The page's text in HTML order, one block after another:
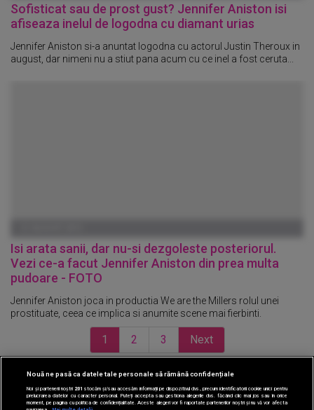
Sofisticat sau de prost gust? Jennifer Aniston isi
afiseaza inelul de logodna cu diamant urias
Jennifer Aniston si-a anuntat logodna cu actorul Justin Theroux in
august, dar nimeni nu a stiut pana acum cu ce inel a fost ceruta...
Isi arata sanii, dar nu-si dezgoleste posteriorul.
Vezi ce-a facut Jennifer Aniston din prea multa
pudoare - FOTO
Jennifer Aniston joca in productia We are the Millers rolul unei
prostituate, ceea ce implica si anumite scene mai fierbinti.
1 2 3 Next
CINEMA
Nouă ne pasă ca datele tale personale să rămână confidențiale
Noi și partenerii noștri 201 stocăm și/sau accesăm informații pe dispozitivul dvs., precum identificatorii cookie unici pentru
prelucrarea datelor cu caracter personal. Puteți accepta sau gestiona alegerile dvs. făcând clic mai jos sau în orice
moment, pe pagina cu politica de confidențialitate. Aceste alegeri vor fi raportate partenerilor noștri și nu vă vor afecta